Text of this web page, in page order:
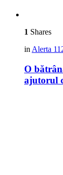
1 Shares
in Alerta
O
ajutorul